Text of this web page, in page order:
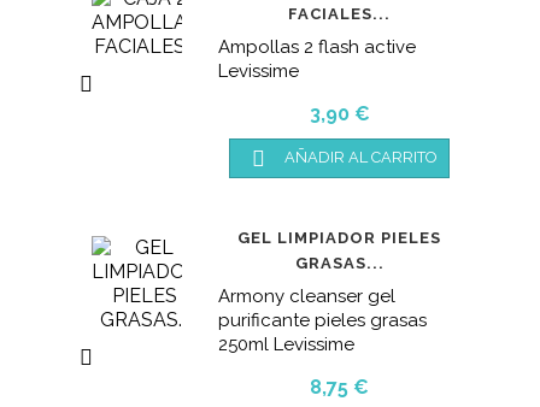

FACIALES...
Ampollas 2 flash active
Levissime
Precio
3,90 €
 AÑADIR AL CARRITO

GEL LIMPIADOR PIELES
GRASAS...
Armony cleanser gel
purificante pieles grasas
250ml Levissime
Precio
8,75 €